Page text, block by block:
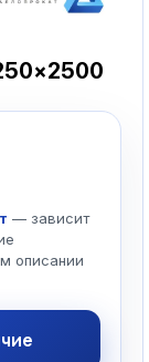
— зависит
описании